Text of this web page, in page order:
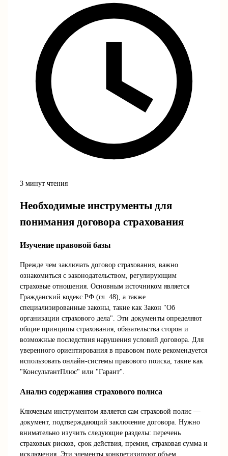
3 минут чтения
Необходимые инструменты для
понимания договора страхования
Изучение правовой базы
Прежде чем заключать договор страхования, важно
ознакомиться с законодательством, регулирующим
страховые отношения. Основным источником является
Гражданский кодекс РФ (гл. 48), а также
специализированные законы, такие как Закон "Об
организации страхового дела". Эти документы определяют
общие принципы страхования, обязательства сторон и
возможные последствия нарушения условий договора. Для
уверенного ориентирования в правовом поле рекомендуется
использовать онлайн-системы правового поиска, такие как
"КонсультантПлюс" или "Гарант".
Анализ содержания страхового полиса
Ключевым инструментом является сам страховой полис —
документ, подтверждающий заключение договора. Нужно
внимательно изучить следующие разделы: перечень
страховых рисков, срок действия, премия, страховая сумма и
исключения. Эти элементы конкретизируют объем